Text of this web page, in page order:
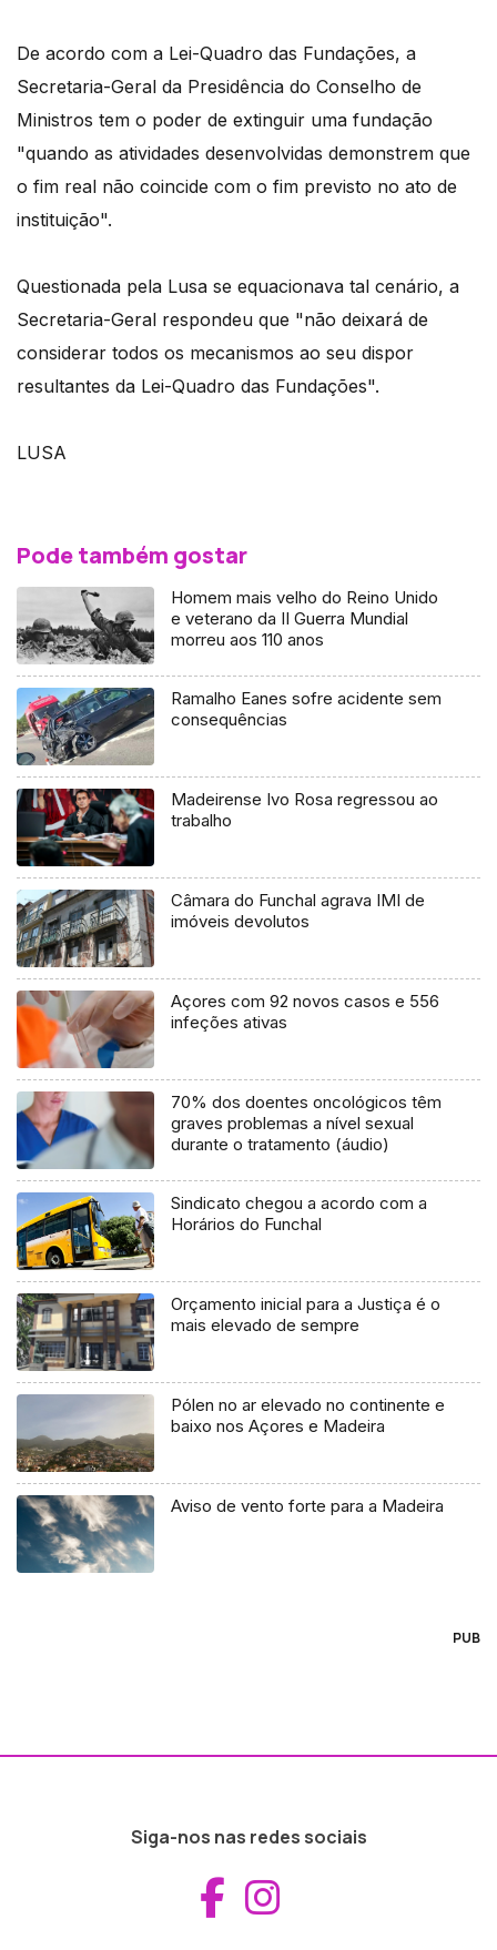
De acordo com a Lei-Quadro das Fundações, a
Secretaria-Geral da Presidência do Conselho de
Ministros tem o poder de extinguir uma fundação
"quando as atividades desenvolvidas demonstrem que
o fim real não coincide com o fim previsto no ato de
instituição".
Questionada pela Lusa se equacionava tal cenário, a
Secretaria-Geral respondeu que "não deixará de
considerar todos os mecanismos ao seu dispor
resultantes da Lei-Quadro das Fundações".
LUSA
Pode também gostar
Homem mais velho do Reino Unido
e veterano da II Guerra Mundial
morreu aos 110 anos
Ramalho Eanes sofre acidente sem
consequências
Madeirense Ivo Rosa regressou ao
trabalho
Câmara do Funchal agrava IMI de
imóveis devolutos
Açores com 92 novos casos e 556
infeções ativas
70% dos doentes oncológicos têm
graves problemas a nível sexual
durante o tratamento (áudio)
Sindicato chegou a acordo com a
Horários do Funchal
Orçamento inicial para a Justiça é o
mais elevado de sempre
Pólen no ar elevado no continente e
baixo nos Açores e Madeira
Aviso de vento forte para a Madeira
PUB
Siga-nos nas redes sociais
Aceder ao